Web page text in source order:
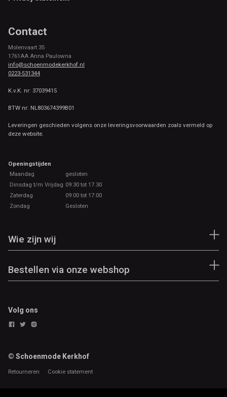
Contact
Molenvaart 35
1761AA Anna Paulowna
info@schoenmodekerkhof.nl
0223-531344
K.v.K. nr: 37039415
BTW nr: NL803674399B01
Leveringen geschieden volgens onze leveringsvoorwaarden zoals vermeld op
deze website.
Openingstijden
Maandag
gesloten
Dinsdag t/m Vrijdag 09:30 tot 17.30
Zaterdag
09:00 tot 17:00
Zondag
Gesloten
Wie zijn wij
Bestellen via onze webshop
Volg ons
© Schoenmode Kerkhof
Retourneren Cookie statement